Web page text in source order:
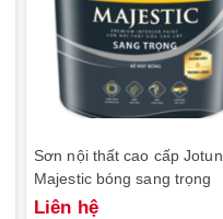
Sơn nội thất cao cấp Jotun
Majestic bóng sang trọng
Liên hệ